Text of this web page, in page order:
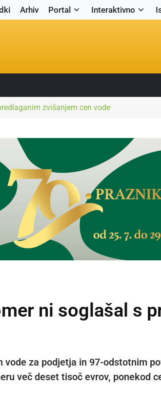
Arhiv Portal Interaktivno
zvišanjem cen vode
ni soglašal s
vode za podjetja in 97-odstotnim
več deset tisoč evrov, ponekod